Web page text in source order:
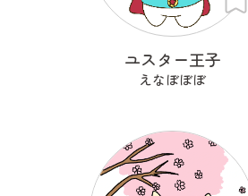
ユスター王子
えなぼぼぼ